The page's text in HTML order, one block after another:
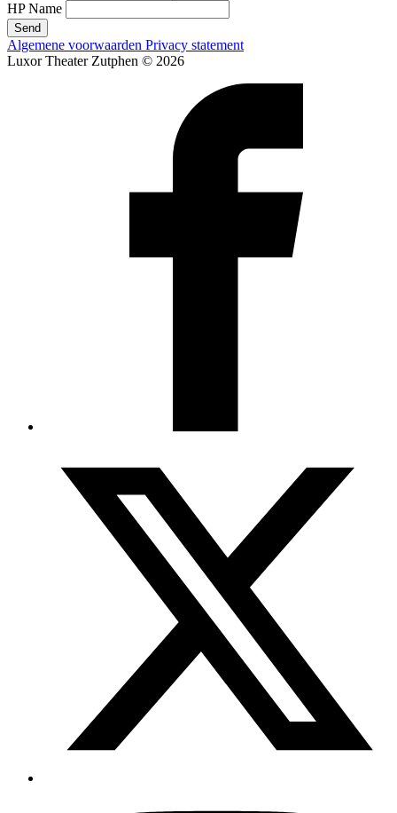
HP Name
Send
Algemene voorwaarden Privacy statement
Luxor Theater Zutphen © 2026